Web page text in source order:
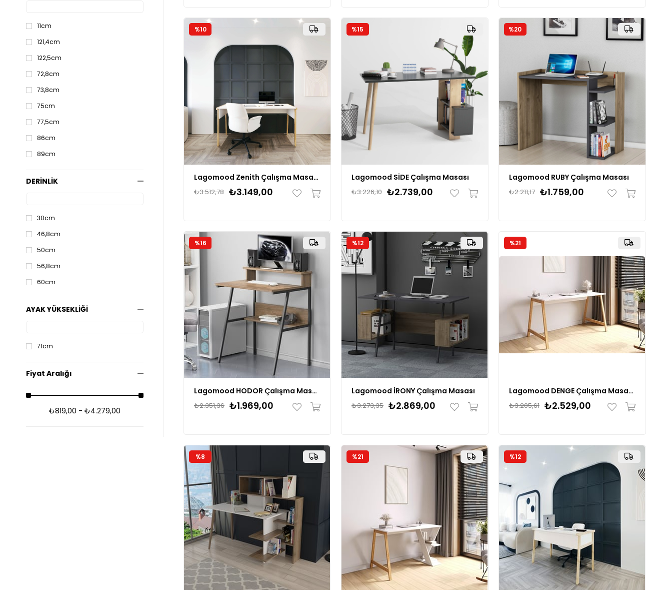
11cm
121,4cm
122,5cm
72,8cm
73,8cm
75cm
77,5cm
86cm
89cm
DERİNLİK
30cm
46,8cm
50cm
56,8cm
60cm
AYAK YÜKSEKLİĞİ
71cm
Fiyat Aralığı
₺819,00 - ₺4.279,00
Lagomood Zenith Çalışma Masası 150cm
₺3.149,00
₺3.512,78
%10
Lagomood SİDE Çalışma Masası
₺2.739,00
₺3.226,10
%15
Lagomood RUBY Çalışma Masası
₺1.759,00
₺2.211,17
%20
Lagomood HODOR Çalışma Masası
₺1.969,00
₺2.351,36
%16
Lagomood İRONY Çalışma Masası
₺2.869,00
₺3.273,35
%12
Lagomood DENGE Çalışma Masası 140 cm
₺2.529,00
₺3.205,61
%21
%8 %21 %12